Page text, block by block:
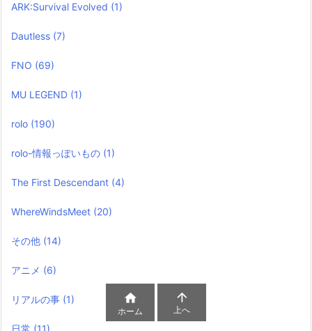
ARK:Survival Evolved (1)
Dautless (7)
FNO (69)
MU LEGEND (1)
rolo (190)
rolo-情報っぽいもの (1)
The First Descendant (4)
WhereWindsMeet (20)
その他 (14)
アニメ (6)
リアルの事 (1) 
ホーム

上へ